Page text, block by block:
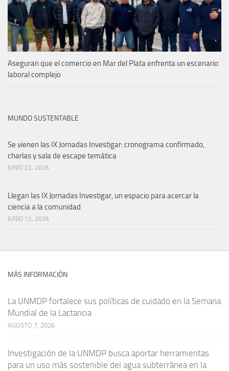
Aseguran que el comercio en Mar del Plata enfrenta un escenario
laboral complejo
MUNDO SUSTENTABLE
Se vienen las IX Jornadas Investigar: cronograma confirmado,
charlas y sala de escape temática
JUNIO 22, 2026
Llegan las IX Jornadas Investigar, un espacio para acercar la
ciencia a la comunidad
JUNIO 12, 2026
MÁS INFORMACIÓN
La UNMDP fortalece sus políticas de cuidado en la Semana
Mundial de la Lactancia
AGOSTO 7, 2026
Investigación de la UNMDP busca aportar herramientas
para un uso más sostenible del agua subterránea en la